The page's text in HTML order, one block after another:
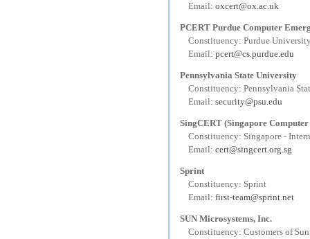
Email: oxcert@ox.ac.uk
PCERT Purdue Computer
Constituency: Purdue
Email: pcert@cs.purdue.edu
Pennsylvania State University
Constituency: Pennsylvania
Email: security@psu.edu
SingCERT (Singapore
Constituency: Singapore -
Email: cert@singcert.org.sg
Sprint
Constituency: Sprint
Email: first-team@sprint.net
SUN Microsystems, Inc.
Constituency: Customers of